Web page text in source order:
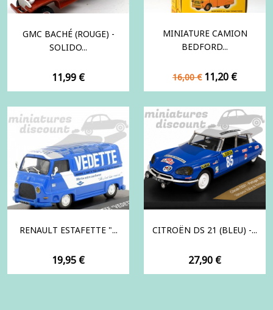
GMC BACHÉ (ROUGE) -
SOLIDO...
Prix
11,99 €
MINIATURE CAMION
BEDFORD...
Prix
de
16,00 € Prix
11,20 €
RENAULT ESTAFETTE "...
Prix
19,95 €
CITROËN DS 21 (BLEU) -...
Prix
27,90 €